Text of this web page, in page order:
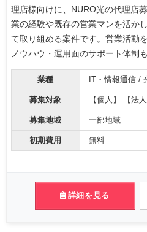
理店様向けに、NURO光の代理店
業の経験や既存の営業マンを活か
て取り組める案件です。営業活動
ノウハウ・運用面のサポート体制
業種 IT・情報通信 /
募集対象 【個人】 【法人
募集地域 一部地域
初期費用 無料
詳細を見る